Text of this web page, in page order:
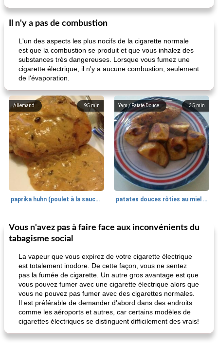
Il n'y a pas de combustion
L'un des aspects les plus nocifs de la cigarette normale
est que la combustion se produit et que vous inhalez des
substances très dangereuses. Lorsque vous fumez une
cigarette électrique, il n'y a aucune combustion, seulement
de l'évaporation.
95 min
Allemand
paprika huhn (poulet à la sauce paprika).
35 min
Yam / Patate Douce
patates douces rôties au miel / kumara
25min
Petit déjeuner et brunch
quinoa petit déjeuner méditerranéen
45 min
Viande et volaille
Vous n'avez pas à faire face aux inconvénients du
tabagisme social
La vapeur que vous expirez de votre cigarette électrique
est totalement inodore. De cette façon, vous ne sentez
pas la fumée de cigarette. Un autre gros avantage est que
vous pouvez fumer avec une cigarette électrique alors que
vous ne pouvez pas fumer avec des cigarettes normales.
Il est préférable de demander d'abord dans des endroits
comme les aéroports et autres, car certains modèles de
cigarettes électriques se distinguent difficilement des vrais!